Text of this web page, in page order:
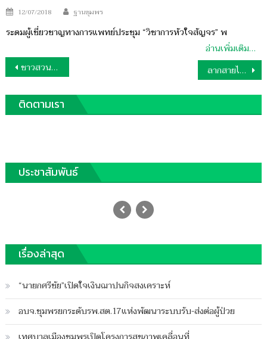
Posted
12/07/2018 Author
ฐานชุมพร
ระดมผู้เชี่ยวชาญทางการแพทย์ประชุม “วิชาการหัวใจสัญจร” พ
อ่านเพิ่มเติม…
แนะแนว
เรื่อง
ชาวสวนพบแมวดาว3ตัวสัตว์ป่าคุ้มครองเผยทั้งจังหวัดมีไม่ถึง 50 ตัว ลากสายไฟจากบ้านช๊อตปลาริมทางรถไฟเสียหลักลื่นตกน้ำไฟฟ้าช๊อตดับ
ติดตามเรา
ประชาสัมพันธ์
ชุมพรอุบัติเหตุเดือนเดียวตาย10ศพ
เจ็บ50ราย
on
Author
ปิดความเห็นบน
อุบัติเหตุ
เดียว
ตาย10ศพ
เรื่องล่าสุด
“นายกศรีชัย”เปิดใจเงินฌาปนกิจสงเคราะห์
อบจ.ชุมพรยกระดับรพ.สต.17แห่งพัฒนาระบบรับ-ส่งต่อผู้ป่วย